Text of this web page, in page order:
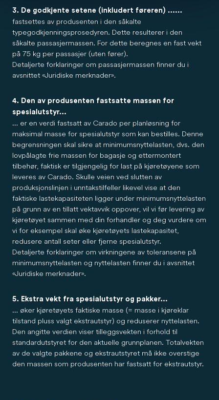
3. De godkjente setene (inkludert føreren) ......
fastsettes av produsenten i den såkalte
typegodkjenningsprosedyren. Dette resulterer i den
såkalte passasjermassen. For dette beregnes en fast vekt
på 75 kg per passasjer (uten fører).
Detaljerte forklaringer om passasjermassen finner du i
avsnittet «Juridiske merknader».
4. Den av produsenten fastsatte massen for
spesialutstyr...
... er en verdi fastsatt av Carado per planløsning for
maksimal masse for spesialutstyr som kan bestilles. Denne
begrensningen skal sikre at minimumsnyttelasten, dvs. den
lovpålagte frie massen for bagasje og ettermontert
tilbehør, faktisk er tilgjengelig for last på kjøretøyene som
leveres av Carado. Skulle veien ved slutten av
produksjonslinjen i unntakstilfeller likevel vise at den
faktiske lastekapasiteten ligger under minimumsnyttelasten
på grunn av en tillatt vektavvik oppover, vil vi før levering av
kjøretøyet sammen med din forhandler og deg vurdere om
vi for eksempel skal øke kjøretøyets lastekapasitet,
redusere antall seter eller fjerne spesialutstyr.
Detaljerte forklaringer om virkningene av toleransene på
minimumsnyttelasten og nyttelasten finner du i avsnittet
«Juridiske merknader».
5. Ekstra vekt fra spesialutstyr og pakker...
... øker kjøretøyets faktiske masse (= masse i kjøreklar
tilstand pluss valgt ekstrautstyr) og reduserer nyttelasten.
Den angitte verdien viser tilleggsvekten i forhold til
standardutstyret for den aktuelle grunnplanen. Totalvekten
av de valgte pakkene og ekstrautstyret må ikke overstige
den massen som produsenten har fastsatt for ekstrautstyr.